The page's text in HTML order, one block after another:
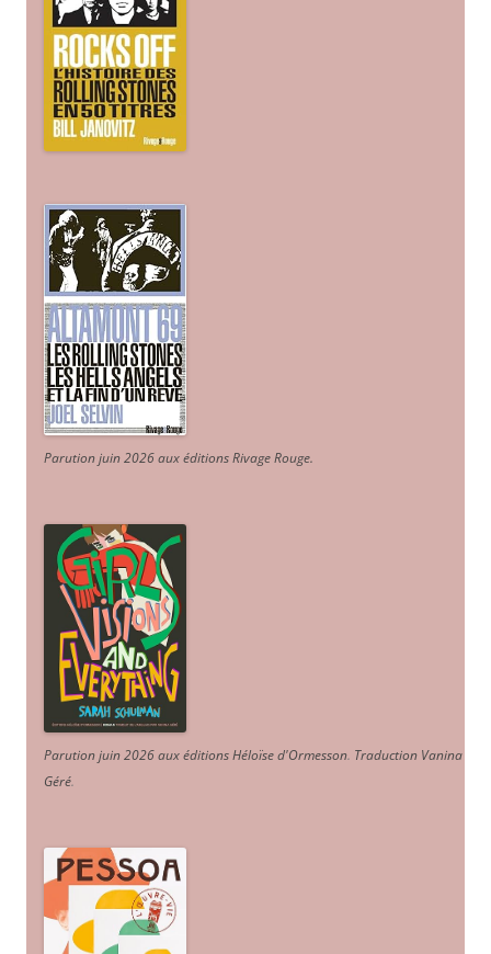
Parution juin 2026 aux éditions Rivage Rouge.
Parution juin 2026 aux éditions Héloïse d'Ormesson. Traduction Vanina
Géré.